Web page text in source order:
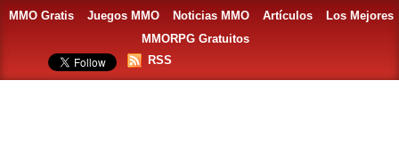
MMO Gratis Juegos MMO Noticias MMO Artículos
Los Mejores
MMORPG Gratuitos
RSS